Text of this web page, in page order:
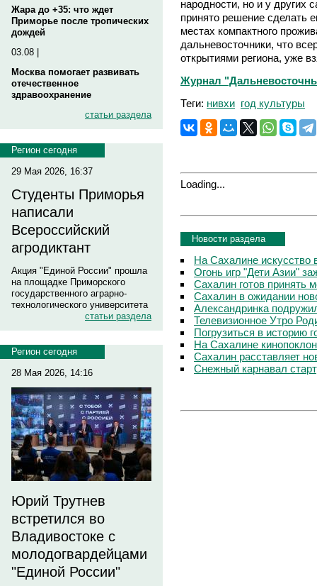
Жара до +35: что ждет
Приморье после тропических
дождей
03.08 |
Москва помогает развивать
отечественное
здравоохранение
статьи раздела
Регион сегодня
29 Мая 2026, 16:37
Студенты Приморья
написали
Всероссийский
агродиктант
Акция "Единой России" прошла
на площадке Приморского
государственного аграрно-
технологического университета
статьи раздела
Регион сегодня
28 Мая 2026, 14:16
Юрий Трутнев
встретился во
Владивостоке с
молодогвардейцами
"Единой России"
народности, но и у других
принято решение сделать
местах компактного
дальневосточники, что
открытиями региона, уже
Журнал
Теги: нивхи год культуры
Loading...
Новости раздела
На Сахалине искусство
Огонь игр "Дети Азии"
Сахалин готов принять
Сахалин в ожидании
Александринка
Телевизионное Утро
Погрузиться в историю
На Сахалине
Сахалин расставляет
Снежный карнавал